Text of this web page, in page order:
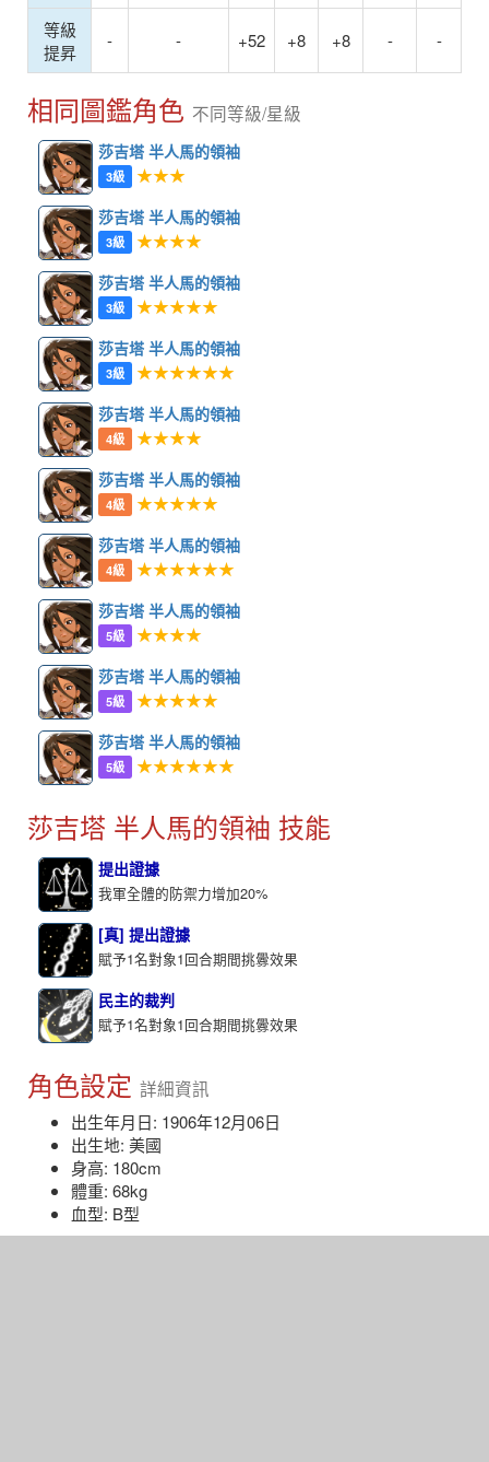
等級
提昇
- - +52 +8 +8 - -
相同圖鑑角色 不同等級/星級
莎吉塔 半人馬的領袖
3級 ★★★
莎吉塔 半人馬的領袖
3級 ★★★★
莎吉塔 半人馬的領袖
3級 ★★★★★
莎吉塔 半人馬的領袖
3級 ★★★★★★
莎吉塔 半人馬的領袖
4級 ★★★★
莎吉塔 半人馬的領袖
4級 ★★★★★
莎吉塔 半人馬的領袖
4級 ★★★★★★
莎吉塔 半人馬的領袖
5級 ★★★★
莎吉塔 半人馬的領袖
5級 ★★★★★
莎吉塔 半人馬的領袖
5級 ★★★★★★
莎吉塔 半人馬的領袖 技能
提出證據
我軍全體的防禦力增加20%
[真] 提出證據
賦予1名對象1回合期間挑釁效果
民主的裁判
賦予1名對象1回合期間挑釁效果
角色設定 詳細資訊
出生年月日: 1906年12月06日
出生地: 美國
身高: 180cm
體重: 68kg
血型: B型